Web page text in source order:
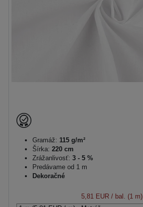
Gramáž: 115 g/m²
Šírka: 220 cm
Zrážanlivosť: 3 - 5 %
Predávame od 1 m
Dekoračné
5,81 EUR/ bal. (1 m)